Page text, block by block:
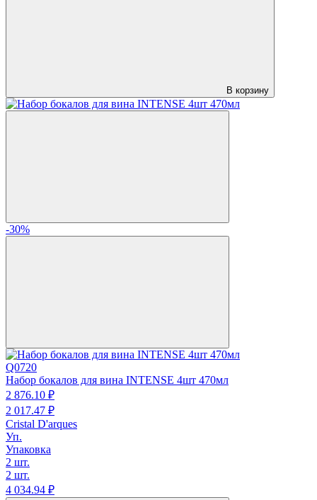
В корзину
-30%
Q0720
Набор бокалов для вина INTENSE 4шт 470мл
2 876.10 ₽
2 017.47 ₽
Cristal D'arques
Уп.
Упаковка
2 шт.
2 шт.
4 034.94 ₽